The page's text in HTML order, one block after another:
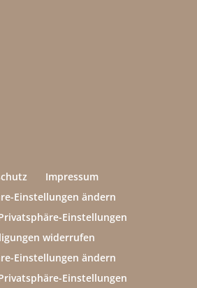
Impressum
Einstellungen ändern
Einstellungen
widerrufen
Einstellungen ändern
Einstellungen